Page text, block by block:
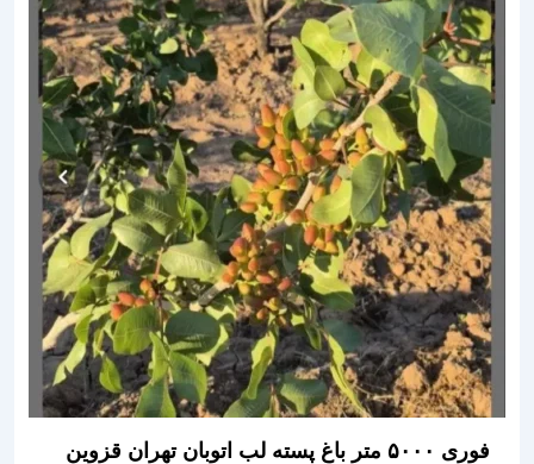
فوری ۵۰۰۰ متر باغ پسته لب اتوبان تهران قزوین